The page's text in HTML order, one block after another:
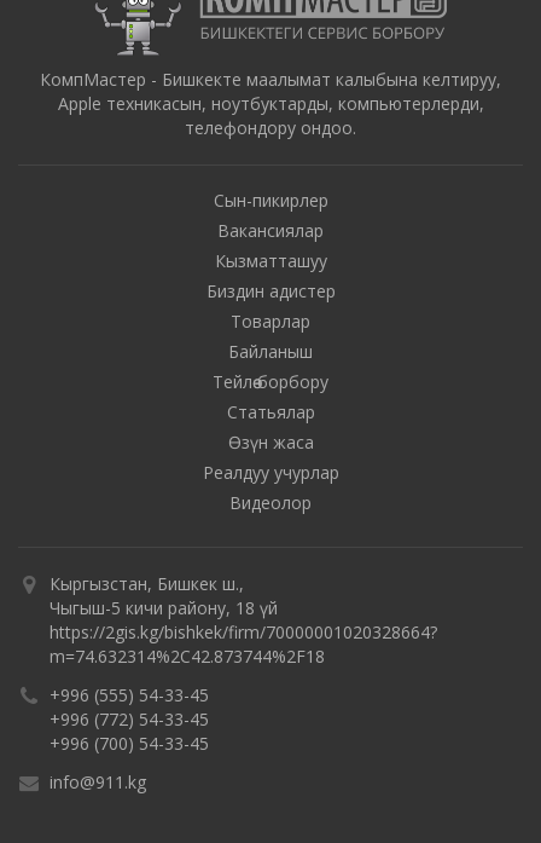
КомпМастер - Бишкекте маалымат калыбына келтируу,
Apple техникасын, ноутбуктарды, компьютерлерди,
телефондору ондоо.
Сын-пикирлер
Вакансиялар
Кызматташуу
Биздин адистер
Товарлар
Байланыш
Тейлөө борбору
Статьялар
Өзүн жаса
Реалдуу учурлар
Видеолор
Кыргызстан, Бишкек ш.,
Чыгыш-5 кичи району, 18 үй
https://2gis.kg/bishkek/firm/70000001020328664?
m=74.632314%2C42.873744%2F18
+996 (555) 54-33-45
+996 (772) 54-33-45
+996 (700) 54-33-45
info@911.kg